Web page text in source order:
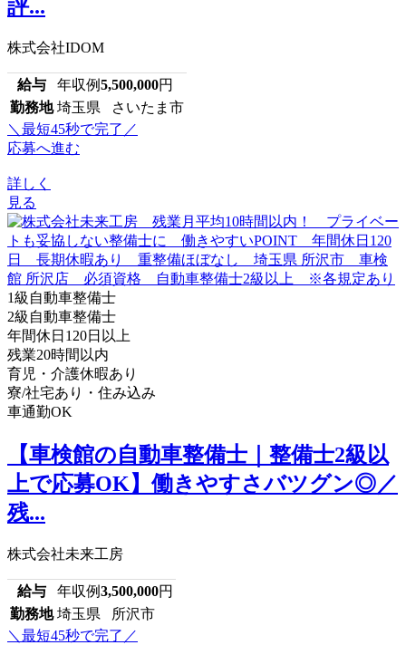
評...
株式会社IDOM
給与 年収例5,500,000円
勤務地 埼玉県 さいたま市
＼最短45秒で完了／
応募へ進む
詳しく
見る
1級自動車整備士
2級自動車整備士
年間休日120日以上
残業20時間以内
育児・介護休暇あり
寮/社宅あり・住み込み
車通勤OK
【車検館の自動車整備士｜整備士2級以
上で応募OK】働きやすさバツグン◎／
残...
株式会社未来工房
給与 年収例3,500,000円
勤務地 埼玉県 所沢市
＼最短45秒で完了／